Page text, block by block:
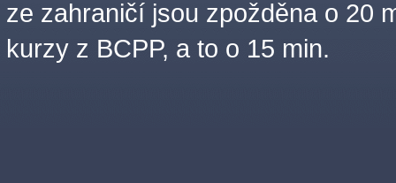
ze zahraničí jsou zpožděna o 20
kurzy z BCPP, a to o 15 min.